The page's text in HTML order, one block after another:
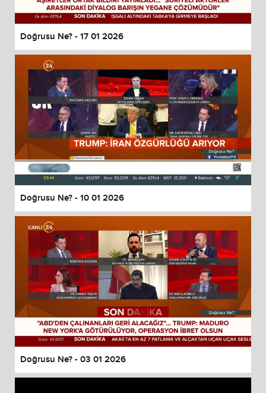
Doğrusu Ne? - 17 01 2026
Doğrusu Ne? - 10 01 2026
Doğrusu Ne? - 03 01 2026